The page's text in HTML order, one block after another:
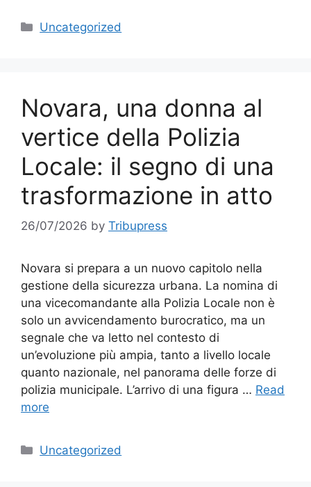
Categories
Uncategorized
Novara, una donna al
vertice della Polizia
Locale: il segno di una
trasformazione in atto
26/07/2026 by Tribupress
Novara si prepara a un nuovo capitolo nella
gestione della sicurezza urbana. La nomina di
una vicecomandante alla Polizia Locale non è
solo un avvicendamento burocratico, ma un
segnale che va letto nel contesto di
un’evoluzione più ampia, tanto a livello locale
quanto nazionale, nel panorama delle forze di
polizia municipale. L’arrivo di una figura … Read
more
Categories
Uncategorized